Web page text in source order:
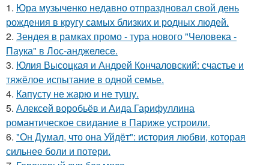
1. Юра музыченко недавно отпраздновал свой день
рождения в кругу самых близких и родных людей.
2. Зендея в рамках промо - тура нового "Человека -
Паука" в Лос-анджелесе.
3. Юлия Высоцкая и Андрей Кончаловский: счастье и
тяжёлое испытание в одной семье.
4. Капусту не жарю и не тушу.
5. Алексей воробьёв и Аида Гарифуллина
романтическое свидание в Париже устроили.
6. "Он Думал, что она Уйдёт": история любви, которая
сильнее боли и потери.